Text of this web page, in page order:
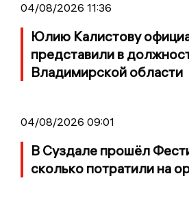
04/08/2026 11:36
Юлию Калистову
представили в
Владимирской области
04/08/2026 09:01
В Суздале прошёл
сколько потратили на